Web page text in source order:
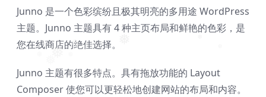
❅
❅ ❅ ❅
Junno 是一个色彩缤纷且极其明亮的多用途 WordPress
主题。Junno 主题具有 4 种主页布局和鲜艳的色彩，是
您在线商店的绝佳选择。
Junno 主题有很多特点。具有拖放功能的 Layout
Composer 使您可以更轻松地创建网站的布局和内容。